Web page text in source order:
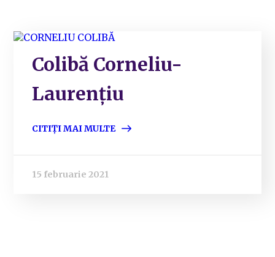
Colibă Corneliu-
Laurențiu
CITIȚI MAI MULTE
15 februarie 2021